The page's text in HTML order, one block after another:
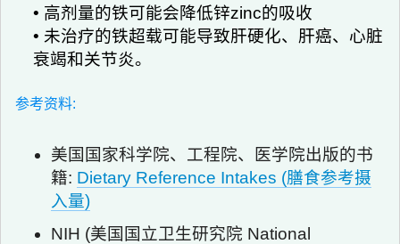
• 高剂量的铁可能会降低锌zinc的吸收
• 未治疗的铁超载可能导致肝硬化、肝癌、心脏
衰竭和关节炎。
参考资料:
美国国家科学院、工程院、医学院出版的书
籍: Dietary Reference Intakes (膳食参考摄
入量)
NIH (美国国立卫生研究院 National